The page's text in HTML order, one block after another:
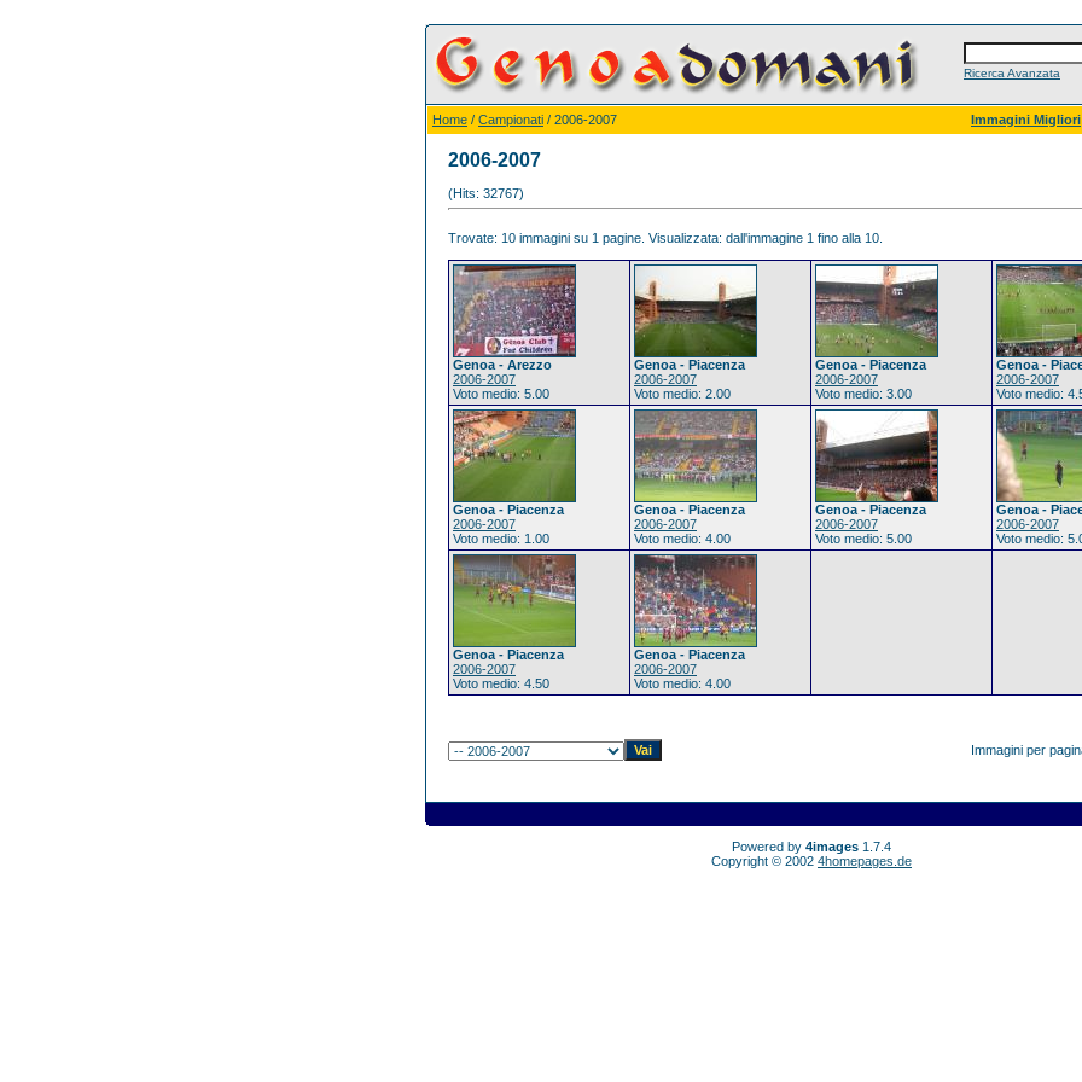
Ricerca Avanzata
Home / Campionati / 2006-2007 Immagini Migliori
2006-2007
(Hits: 32767)
Trovate: 10 immagini su 1 pagine. Visualizzata: dall'immagine 1 fino alla 10.
Genoa - Arezzo
2006-2007
Voto medio: 5.00
Genoa - Piacenza
2006-2007
Voto medio: 2.00
Genoa - Piacenza
2006-2007
Voto medio: 3.00
Genoa -
2006-2007
Voto medio:
Genoa - Piacenza
2006-2007
Voto medio: 1.00
Genoa - Piacenza
2006-2007
Voto medio: 4.00
Genoa - Piacenza
2006-2007
Voto medio: 5.00
Genoa -
2006-2007
Voto medio:
Genoa - Piacenza
2006-2007
Voto medio: 4.50
Genoa - Piacenza
2006-2007
Voto medio: 4.00
Immagini per
Powered by 4images 1.7.4
Copyright © 2002 4homepages.de